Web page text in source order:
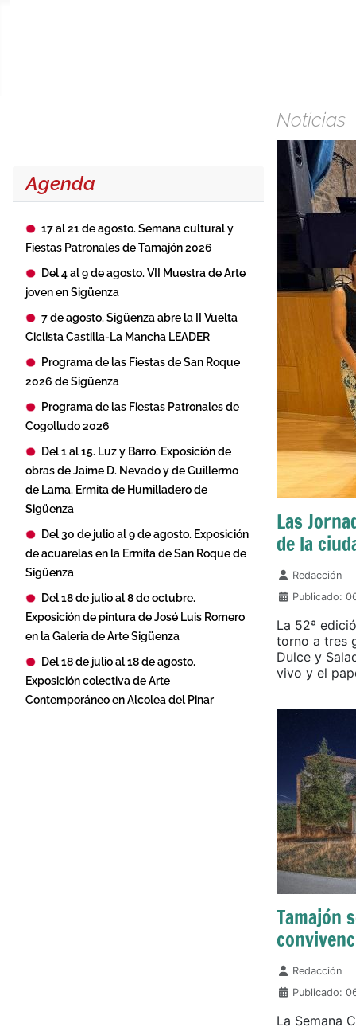
Agenda
17 al 21 de agosto. Semana cultural y
Fiestas Patronales de Tamajón 2026
Del 4 al 9 de agosto. VII Muestra de Arte
joven en Sigüenza
7 de agosto. Sigüenza abre la II Vuelta
Ciclista Castilla-La Mancha LEADER
Programa de las Fiestas de San Roque
2026 de Sigüenza
Programa de las Fiestas Patronales de
Cogolludo 2026
Del 1 al 15. Luz y Barro. Exposición de
obras de Jaime D. Nevado y de Guillermo
de Lama. Ermita de Humilladero de
Sigüenza
Del 30 de julio al 9 de agosto. Exposición
de acuarelas en la Ermita de San Roque de
Sigüenza
Del 18 de julio al 8 de octubre.
Exposición de pintura de José Luis Romero
en la Galeria de Arte Sigüenza
Del 18 de julio al 18 de agosto.
Exposición colectiva de Arte
Contemporáneo en Alcolea del Pinar
Noticias
Las
de la
Detalles
Redacción
Publicado:
La 52ª
torno a tres
Dulce y
vivo y el
Tamajón
Detalles
Redacción
Publicado:
La Semana